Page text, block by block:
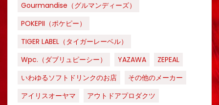
Gourmandise（グルマンディーズ）
POKEPII（ポケピー）
TIGER LABEL（タイガーレーベル）
Wpc.（ダブリュピーシー）
YAZAWA
ZEPEAL
いわゆるソフトドリンクのお店
その他のメーカー
アイリスオーヤマ
アウトドアプロダクツ